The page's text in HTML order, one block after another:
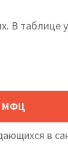
В таблице
МФЦ
в